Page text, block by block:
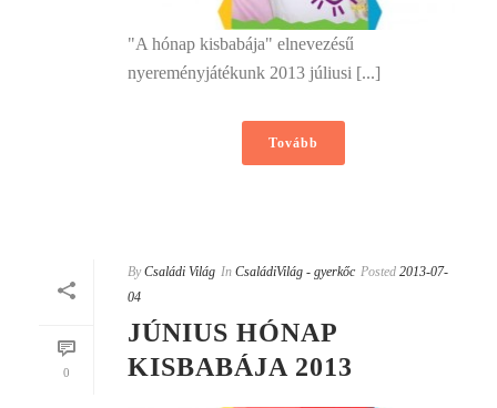
"A hónap kisbabája" elnevezésű
nyereményjátékunk 2013 júliusi [...]
Tovább
0
By Családi Világ In CsaládiVilág - gyerkőc Posted 2013-07-
04
JÚNIUS HÓNAP
KISBABÁJA 2013